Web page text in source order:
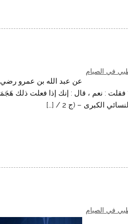
في الصيام
عن عبد الله بن عمرو رضي
فقلت : نعم ، قال : إنك إذا فعلت ذلك
في الصيام